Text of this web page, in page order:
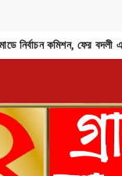
নির্বাচন কমিশন, ফের বদলী